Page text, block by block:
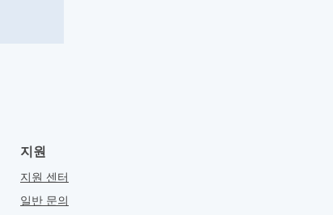
지원
지원 센터
일반 문의